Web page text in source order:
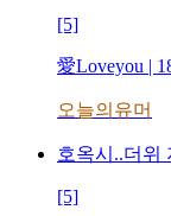
[5]
愛Loveyou |
오늘의유머
호옥시..더위
[5]